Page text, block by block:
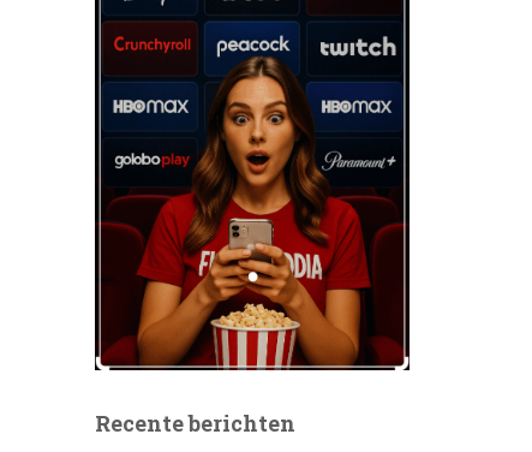
Recente berichten